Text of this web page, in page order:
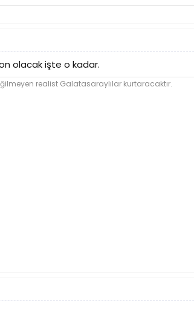
olacak işte o kadar.
realist Galatasaraylılar kurtaracaktır.